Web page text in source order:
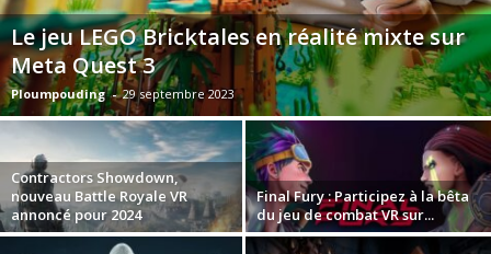
Le jeu LEGO Bricktales en réalité mixte sur
Meta Quest 3
Ploumpouding - 29 septembre 2023
Contractors Showdown,
nouveau Battle Royale VR
annoncé pour 2024
Final Fury : Participez à la bêta
du jeu de combat VR sur...